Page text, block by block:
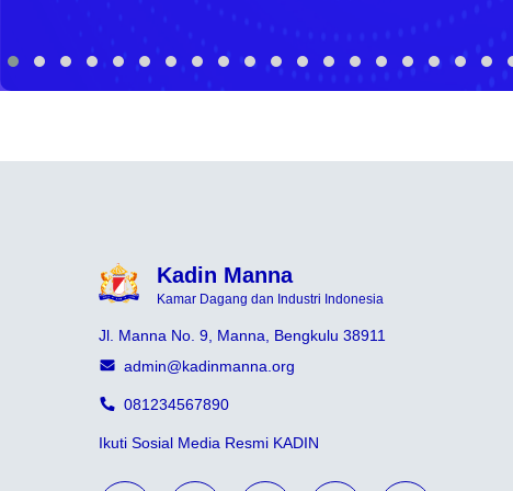
Kadin Manna
Kamar Dagang dan Industri Indonesia
Jl. Manna No. 9, Manna, Bengkulu 38911
admin@kadinmanna.org
081234567890
Ikuti Sosial Media Resmi KADIN